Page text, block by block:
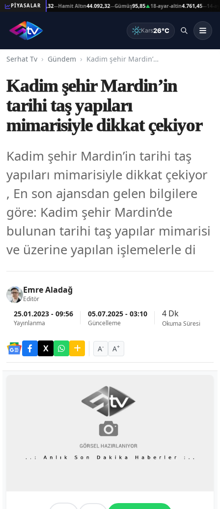
PİYASALAR
Altın44.092,32— Hamit Altın44.092,32—Gümüş95,85▲18-ayar-altin4.761,45—14-ayar-
Kars26°C
Serhat Tv Gündem Kadim şehir Mardin’in tarihi taş yapıları mimarisiyle dikkat çekiyor
Kadim şehir Mardin’in
tarihi taş yapıları
mimarisiyle dikkat çekiyor
Kadim şehir Mardin’in tarihi taş
yapıları mimarisiyle dikkat çekiyor
, En son ajansdan gelen bilgilere
göre: Kadim şehir Mardin’de
bulunan tarihi taş yapılar mimarisi
ve üzerine yapılan işlemelerle di
Emre Aladağ
Editör
25.01.2023 - 09:56
Yayınlanma
05.07.2025 - 03:10
Güncelleme
4 Dk
Okuma Süresi
A- A+